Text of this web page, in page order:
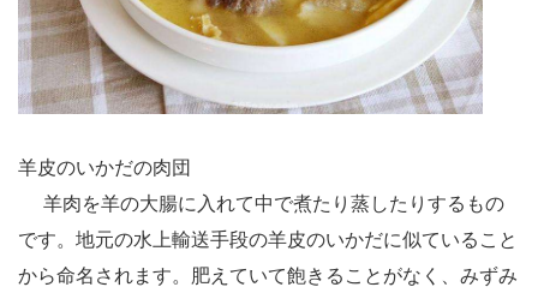
羊皮のいかだの肉団
羊肉を羊の大腸に入れて中で煮たり蒸したりするもの
です。地元の水上輸送手段の羊皮のいかだに似ていること
から命名されます。肥えていて飽きることがなく、みずみ